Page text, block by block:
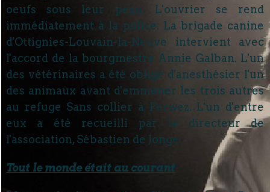
oeufs sous leur peau. L'ouvrier se rend
immédiatement à la police. La brigade canine
d'Ottignies-Louvain-la-Neuve intervient avec
l'accord de la bourgmestre Annie Galban. L'un
des vétérinaires a été obligé d'anesthésier l'un
des animaux avant d'emmener les trois autres
au refuge Sans collier à Perwez. L'un d'entre
eux a été recueilli par le directeur de
l'association, Sébastien de Jonge.
Tout le monde était au courant